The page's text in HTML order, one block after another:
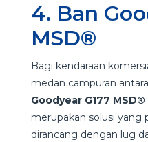
4. Ban
MSD®
Bagi kendaraan
medan campuran
Goodyear G177
merupakan solusi yang
dirancang dengan lug